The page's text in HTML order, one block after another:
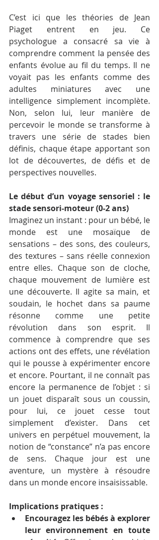
C’est ici que les théories de Jean
Piaget entrent en jeu. Ce
psychologue a consacré sa vie à
comprendre comment la pensée des
enfants évolue au fil du temps. Il ne
voyait pas les enfants comme des
adultes miniatures avec une
intelligence simplement incomplète.
Non, selon lui, leur manière de
percevoir le monde se transforme à
travers une série de stades bien
définis, chaque étape apportant son
lot de découvertes, de défis et de
perspectives nouvelles.
Le début d’un voyage sensoriel : le
stade sensori-moteur (0-2 ans)
Imaginez un instant : pour un bébé, le
monde est une mosaïque de
sensations – des sons, des couleurs,
des textures – sans réelle connexion
entre elles. Chaque son de cloche,
chaque mouvement de lumière est
une découverte. Il agite sa main, et
soudain, le hochet dans sa paume
résonne comme une petite
révolution dans son esprit. Il
commence à comprendre que ses
actions ont des effets, une révélation
qui le pousse à expérimenter encore
et encore. Pourtant, il ne connaît pas
encore la permanence de l’objet : si
un jouet disparaît sous un coussin,
pour lui, ce jouet cesse tout
simplement d’exister. Dans cet
univers en perpétuel mouvement, la
notion de “constance” n’a pas encore
de sens. Chaque jour est une
aventure, un mystère à résoudre
dans un monde encore insaisissable.
Implications pratiques :
Encouragez les bébés à explorer
leur environnement en toute